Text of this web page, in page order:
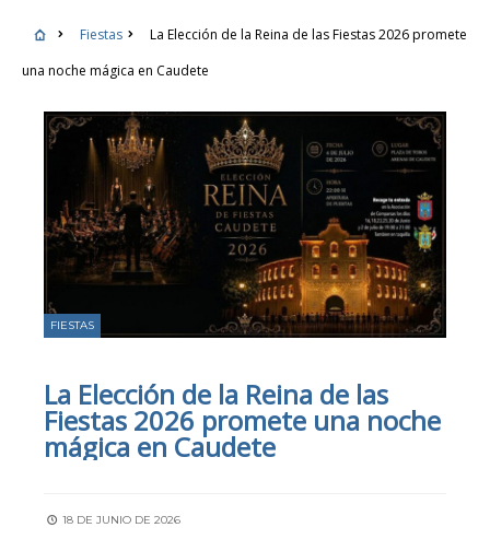
Fiestas
La Elección de la Reina de las Fiestas 2026 promete
una noche mágica en Caudete
FIESTAS
La Elección de la Reina de las
Fiestas 2026 promete una noche
mágica en Caudete
18 DE JUNIO DE 2026